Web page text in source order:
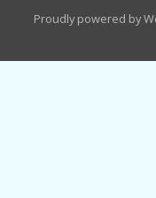
Proudly powered by